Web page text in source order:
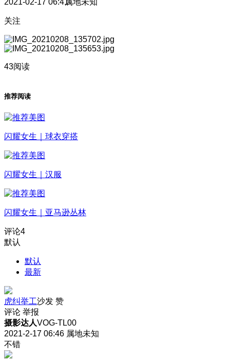
关注
43阅读
推荐阅读
闪耀女生｜球衣穿搭
闪耀女生｜汉服
闪耀女生｜亚马逊丛林
评论4
默认
默认
最新
虎纠举工沙发 赞
评论 举报
摄影达人VOG-TL00
2021-2-17 06:46 属地未知
不错